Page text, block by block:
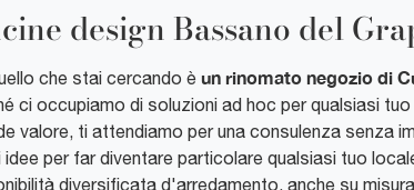
design Bassano del
che stai cercando è un rinomato negozio di
ci occupiamo di soluzioni ad hoc per qualsiasi
valore, ti attendiamo per una consulenza senza
idee per far diventare particolare qualsiasi tuo
diversificata d'arredamento, anche su